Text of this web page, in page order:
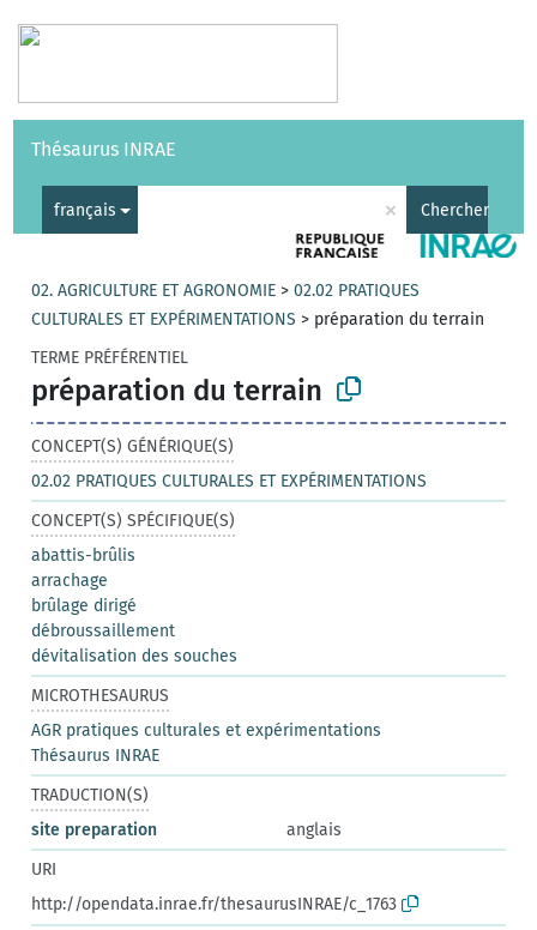
Vocabulaires API
Thésaurus INRAE
français × Chercher
02. AGRICULTURE ET AGRONOMIE >02.02 PRATIQUES
CULTURALES ET EXPÉRIMENTATIONS > préparation du terrain
TERME PRÉFÉRENTIEL
préparation du terrain
CONCEPT(S) GÉNÉRIQUE(S)
02.02 PRATIQUES CULTURALES ET EXPÉRIMENTATIONS
CONCEPT(S) SPÉCIFIQUE(S)
abattis-brûlis
arrachage
brûlage dirigé
débroussaillement
dévitalisation des souches
MICROTHESAURUS
AGR pratiques culturales et expérimentations
Thésaurus INRAE
TRADUCTION(S)
site preparation
anglais
URI
http://opendata.inrae.fr/thesaurusINRAE/c_1763